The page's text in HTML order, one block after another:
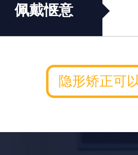
佩戴惬意
隐形矫正可